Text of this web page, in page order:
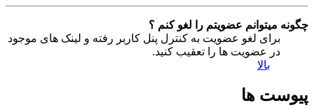
چگونه میتوانم عضویتم را لغو کنم ؟
برای لغو عضویت به کنترل پنل کاربر رفته و لینک های موجود
در عضویت ها را تعقیب کنید.
بالا
پیوست ها